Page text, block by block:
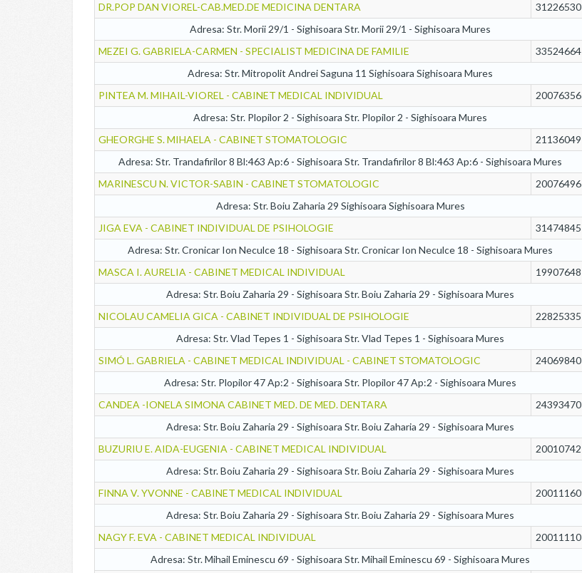
DR.POP DAN VIOREL-CAB.MED.DE MEDICINA DENTARA
31226530
Adresa: Str. Morii 29/1 - Sighisoara Str. Morii 29/1 - Sighisoara Mures
MEZEI G. GABRIELA-CARMEN - SPECIALIST MEDICINA DE FAMILIE
33524664
Adresa: Str. Mitropolit Andrei Saguna 11 Sighisoara Sighisoara Mures
PINTEA M. MIHAIL-VIOREL - CABINET MEDICAL INDIVIDUAL
20076356
Adresa: Str. Plopilor 2 - Sighisoara Str. Plopilor 2 - Sighisoara Mures
GHEORGHE S. MIHAELA - CABINET STOMATOLOGIC
21136049
Adresa: Str. Trandafirilor 8 Bl:463 Ap:6 - Sighisoara Str. Trandafirilor 8 Bl:463 Ap:6 - Sighisoara Mures
MARINESCU N. VICTOR-SABIN - CABINET STOMATOLOGIC
20076496
Adresa: Str. Boiu Zaharia 29 Sighisoara Sighisoara Mures
JIGA EVA - CABINET INDIVIDUAL DE PSIHOLOGIE
31474845
Adresa: Str. Cronicar Ion Neculce 18 - Sighisoara Str. Cronicar Ion Neculce 18 - Sighisoara Mures
MASCA I. AURELIA - CABINET MEDICAL INDIVIDUAL
19907648
Adresa: Str. Boiu Zaharia 29 - Sighisoara Str. Boiu Zaharia 29 - Sighisoara Mures
NICOLAU CAMELIA GICA - CABINET INDIVIDUAL DE PSIHOLOGIE
22825335
Adresa: Str. Vlad Tepes 1 - Sighisoara Str. Vlad Tepes 1 - Sighisoara Mures
SIMÓ L. GABRIELA - CABINET MEDICAL INDIVIDUAL - CABINET STOMATOLOGIC
24069840
Adresa: Str. Plopilor 47 Ap:2 - Sighisoara Str. Plopilor 47 Ap:2 - Sighisoara Mures
CANDEA -IONELA SIMONA CABINET MED. DE MED. DENTARA
24393470
Adresa: Str. Boiu Zaharia 29 - Sighisoara Str. Boiu Zaharia 29 - Sighisoara Mures
BUZURIU E. AIDA-EUGENIA - CABINET MEDICAL INDIVIDUAL
20010742
Adresa: Str. Boiu Zaharia 29 - Sighisoara Str. Boiu Zaharia 29 - Sighisoara Mures
FINNA V. YVONNE - CABINET MEDICAL INDIVIDUAL
20011160
Adresa: Str. Boiu Zaharia 29 - Sighisoara Str. Boiu Zaharia 29 - Sighisoara Mures
NAGY F. EVA - CABINET MEDICAL INDIVIDUAL
20011110
Adresa: Str. Mihail Eminescu 69 - Sighisoara Str. Mihail Eminescu 69 - Sighisoara Mures